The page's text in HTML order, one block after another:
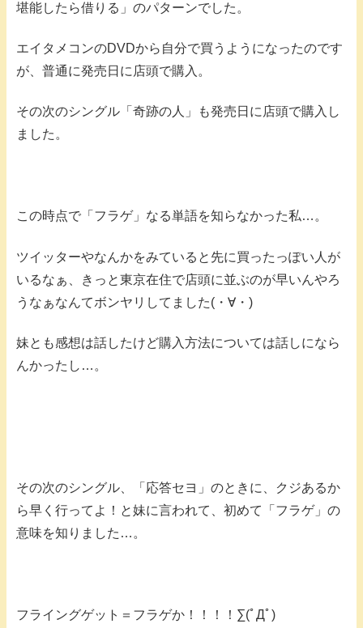
堪能したら借りる」のパターンでした。
エイタメコンのDVDから自分で買うようになったのです
が、普通に発売日に店頭で購入。
その次のシングル「奇跡の人」も発売日に店頭で購入し
ました。
この時点で「フラゲ」なる単語を知らなかった私…。
ツイッターやなんかをみていると先に買ったっぽい人が
いるなぁ、きっと東京在住で店頭に並ぶのが早いんやろ
うなぁなんてボンヤリしてました(・∀・)
妹とも感想は話したけど購入方法については話しになら
んかったし…。
その次のシングル、「応答セヨ」のときに、クジあるか
ら早く行ってよ！と妹に言われて、初めて「フラゲ」の
意味を知りました…。
フライングゲット＝フラゲか！！！！∑(ﾟДﾟ)